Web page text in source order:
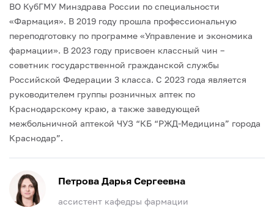
ВО КубГМУ Минздрава России по специальности
«Фармация». В 2019 году прошла профессиональную
переподготовку по программе «Управление и экономика
фармации». В 2023 году присвоен классный чин –
советник государственной гражданской службы
Российской Федерации 3 класса. C 2023 года является
руководителем группы розничных аптек по
Краснодарскому краю, а также заведующей
межбольничной аптекой ЧУЗ “КБ “РЖД-Медицина” города
Краснодар”.
Петрова Дарья Сергеевна
ассистент кафедры фармации